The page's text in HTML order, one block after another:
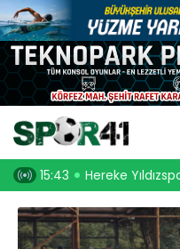
HAKLI sitem! 15:31 An